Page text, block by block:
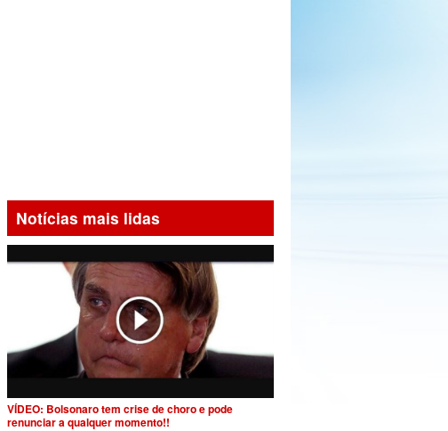
Notícias mais lidas
VÍDEO: Bolsonaro tem crise de choro e pode
renunciar a qualquer momento!!